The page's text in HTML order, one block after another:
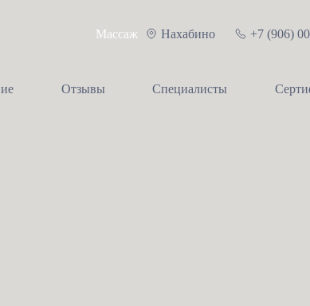
Массаж Нахабино +7 (906)
Отзывы Специалисты